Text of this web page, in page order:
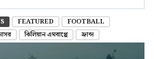
FEATURED
FOOTBALL
কিলিয়ান এমবাপ্পে ফ্রান্স